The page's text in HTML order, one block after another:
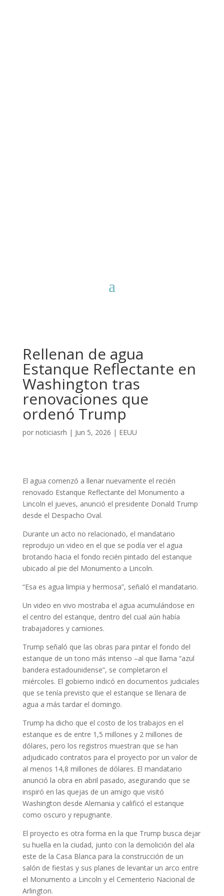
Rellenan de agua
Estanque Reflectante en
Washington tras
renovaciones que
ordenó Trump
por noticiasrh | Jun 5, 2026 | EEUU
El agua comenzó a llenar nuevamente el recién
renovado Estanque Reflectante del Monumento a
Lincoln el jueves, anunció el presidente Donald Trump
desde el Despacho Oval.
Durante un acto no relacionado, el mandatario
reprodujo un video en el que se podía ver el agua
brotando hacia el fondo recién pintado del estanque
ubicado al pie del Monumento a Lincoln.
“Esa es agua limpia y hermosa”, señaló el mandatario.
Un video en vivo mostraba el agua acumulándose en
el centro del estanque, dentro del cual aún había
trabajadores y camiones.
Trump señaló que las obras para pintar el fondo del
estanque de un tono más intenso –al que llama “azul
bandera estadounidense”, se completaron el
miércoles. El gobierno indicó en documentos judiciales
que se tenía previsto que el estanque se llenara de
agua a más tardar el domingo.
Trump ha dicho que el costo de los trabajos en el
estanque es de entre 1,5 millones y 2 millones de
dólares, pero los registros muestran que se han
adjudicado contratos para el proyecto por un valor de
al menos 14,8 millones de dólares. El mandatario
anunció la obra en abril pasado, asegurando que se
inspiró en las quejas de un amigo que visitó
Washington desde Alemania y calificó el estanque
como oscuro y repugnante.
El proyecto es otra forma en la que Trump busca dejar
su huella en la ciudad, junto con la demolición del ala
este de la Casa Blanca para la construcción de un
salón de fiestas y sus planes de levantar un arco entre
el Monumento a Lincoln y el Cementerio Nacional de
Arlington.